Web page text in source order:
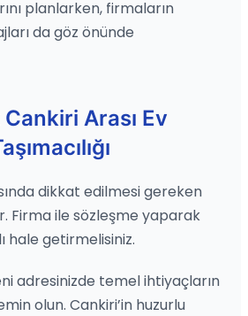
planlarken, firmaların
da göz önünde
Arası Ev
dikkat edilmesi gereken
Firma ile sözleşme yaparak
hale getirmelisiniz.
adresinizde temel ihtiyaçların
olun. Cankiri’in huzurlu